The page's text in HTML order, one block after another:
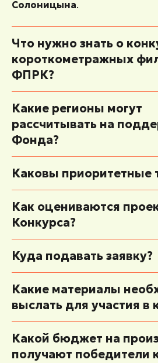
Солоницына.
Что нужно знать о
короткометражных
ФПРК?
Какие регионы могут
рассчитывать на
Фонда?
Каковы приоритетные
Как оцениваются
Конкурса?
Куда подавать заявку?
Какие материалы
выслать для участия в
Какой бюджет на
получают победители